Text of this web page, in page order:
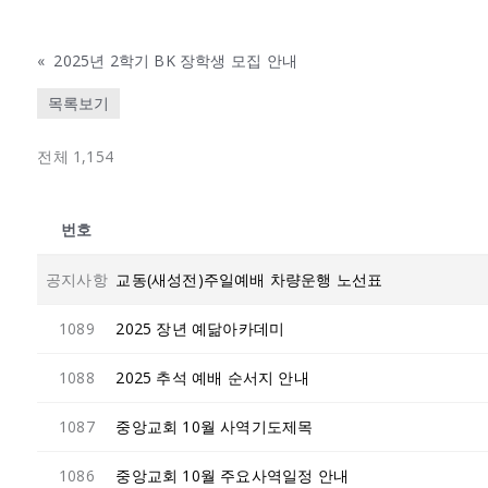
« 2025년 2학기 BK 장학생 모집 안내
목록보기
전체 1,154
번호
공지사항 교동(새성전)주일예배 차량운행 노선표
1089 2025 장년 예닮아카데미
1088 2025 추석 예배 순서지 안내
1087 중앙교회 10월 사역기도제목
1086 중앙교회 10월 주요사역일정 안내